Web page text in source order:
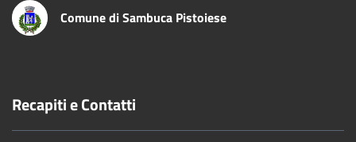
Comune di Sambuca Pistoiese
Recapiti e Contatti